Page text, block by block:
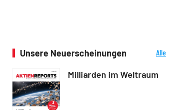
Unsere Neuerscheinungen
Alle
Milliarden im Weltraum